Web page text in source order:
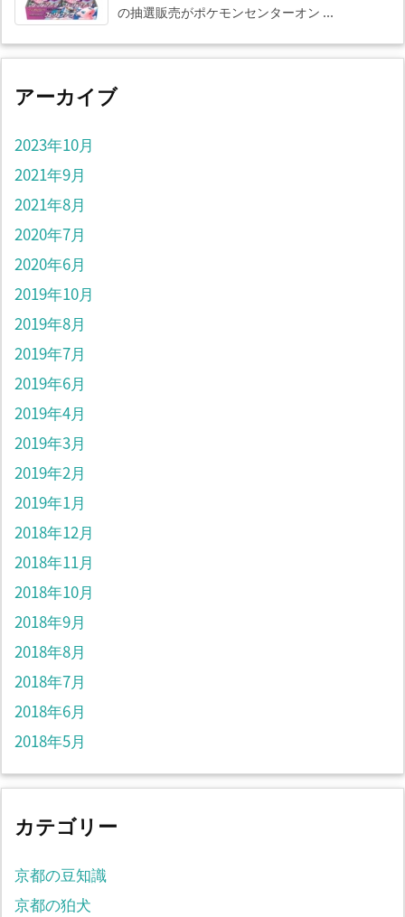
の抽選販売がポケモンセンターオン ...
アーカイブ
2023年10月
2021年9月
2021年8月
2020年7月
2020年6月
2019年10月
2019年8月
2019年7月
2019年6月
2019年4月
2019年3月
2019年2月
2019年1月
2018年12月
2018年11月
2018年10月
2018年9月
2018年8月
2018年7月
2018年6月
2018年5月
カテゴリー
京都の豆知識
京都の狛犬